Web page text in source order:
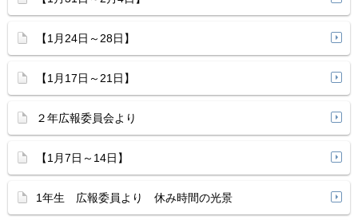
【1月24日～28日】
【1月17日～21日】
２年広報委員会より
【1月7日～14日】
1年生 広報委員より 休み時間の光景